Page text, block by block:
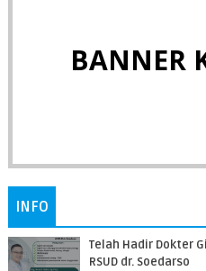
BANNER
INFO
Telah Hadir Dokter
RSUD dr. Soedarso